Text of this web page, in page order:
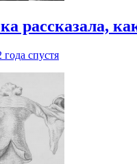
рассказала,
года спустя